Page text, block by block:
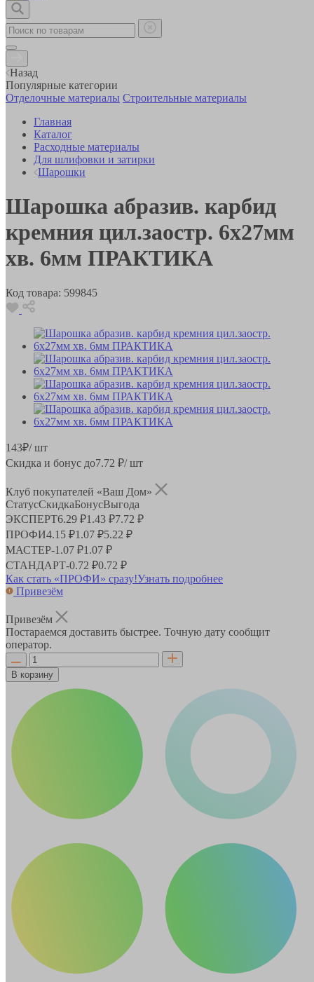
Назад
Популярные категории
Отделочные материалы Строительные материалы
Главная
Каталог
Расходные материалы
Для шлифовки и затирки
Шарошки
Шарошка абразив. карбид
кремния цил.заостр. 6х27мм
хв. 6мм ПРАКТИКА
Код товара: 599845
143₽/ шт
Скидка и бонус до7.72 ₽/ шт
Клуб покупателей «Ваш Дом»
СтатусСкидкаБонусВыгода
ЭКСПЕРТ6.29 ₽1.43 ₽7.72 ₽
ПРОФИ4.15 ₽1.07 ₽5.22 ₽
МАСТЕР-1.07 ₽1.07 ₽
СТАНДАРТ-0.72 ₽0.72 ₽
Как стать «ПРОФИ» сразу!Узнать подробнее
Привезём
Привезём
Постараемся доставить быстрее. Точную дату сообщит
оператор.
В корзину